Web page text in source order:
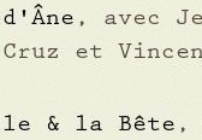
, avec
et
& la Bête ,